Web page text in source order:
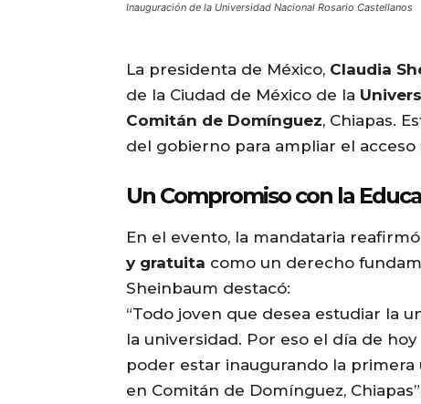
Inauguración de la Universidad Nacional Rosario Castellanos
La presidenta de México, Claudia
de la Ciudad de México de la
Comitán de Domínguez, Chiapas.
del gobierno para ampliar el
Un Compromiso con la
En el evento, la mandataria
y gratuita como un derecho
Sheinbaum destacó:
“Todo joven que desea estudiar la
la universidad. Por eso el día de
poder estar inaugurando la primera
en Comitán de Domínguez,